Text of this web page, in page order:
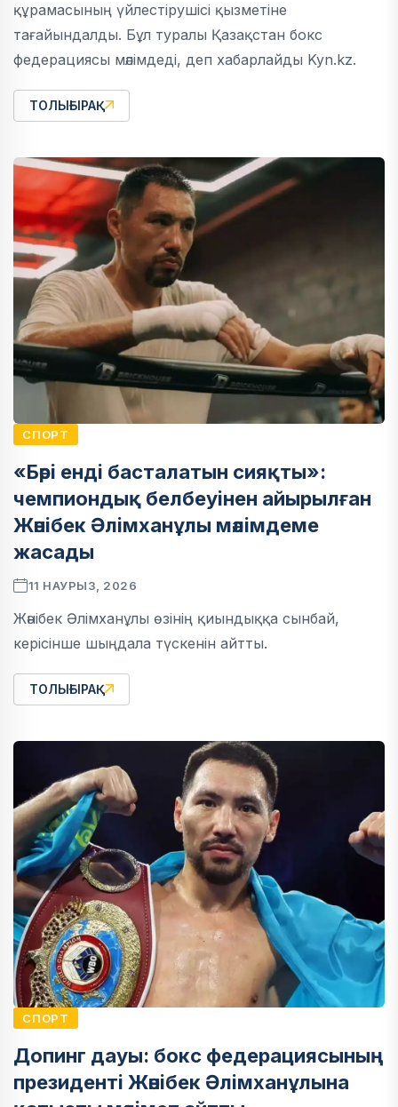
құрамасының үйлестірушісі қызметіне
тағайындалды. Бұл туралы Қазақстан бокс
федерациясы мәлімдеді, деп хабарлайды Kyn.kz.
ТОЛЫҒЫРАҚ
СПОРТ
«Бәрі енді басталатын сияқты»:
чемпиондық белбеуінен айырылған
Жәнібек Әлімханұлы мәлімдеме
жасады
11 НАУРЫЗ, 2026
Жәнібек Әлімханұлы өзінің қиындыққа сынбай,
керісінше шыңдала түскенін айтты.
ТОЛЫҒЫРАҚ
СПОРТ
Допинг дауы: бокс федерациясының
президенті Жәнібек Әлімханұлына